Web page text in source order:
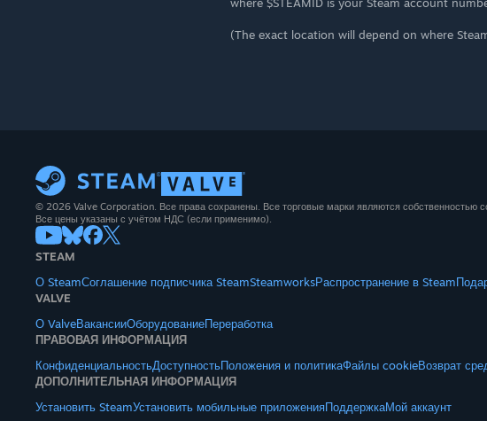
(The exact location will depend on where
© 2026 Valve Corporation. Все права сохранены. Все торговые марки являются собственностью
Все цены указаны с учётом НДС (если применимо).
STEAM
О SteamСоглашение подписчика SteamSteamworksРаспространение в Steam
VALVE
О ValveВакансииОборудованиеПереработка
ПРАВОВАЯ ИНФОРМАЦИЯ
КонфиденциальностьДоступностьПоложения и политикаФайлы cookieВозврат
ДОПОЛНИТЕЛЬНАЯ ИНФОРМАЦИЯ
Установить SteamУстановить мобильные приложенияПоддержкаМой аккаунт